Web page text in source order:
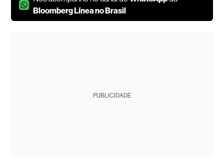
Bloomberg Línea no Brasil
PUBLICIDADE